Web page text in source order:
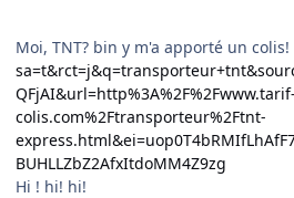
Moi, TNT? bin y m'a apporté un colis!
QFjAI&url=http%3A%2F%2Fwww.tarif-
colis.com%2Ftransporteur%2Ftnt-
BUHLLZbZ2AfxItdoMM4Z9zg
Hi ! hi! hi!